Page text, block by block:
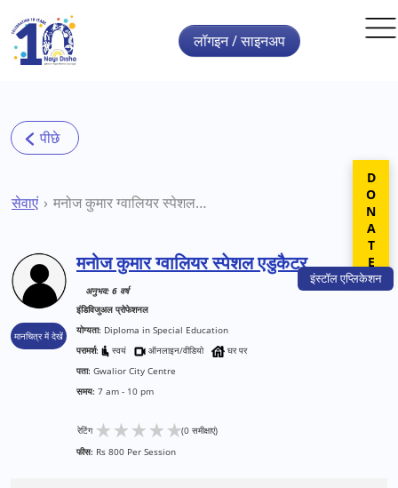
Skip to main content
इंस्टॉलएप्लिकेशन
लॉगइन / साइनअप
सेवाएं मनोज कुमार ग्वालियर स्पेशल एडुकैटर
मानचित्र में देखें
मनोज कुमार ग्वालियर स्पेशल एडुकैटर
अनुभव: 6 वर्ष
इंडिविजुअल प्रोफेशनल
योग्यता: Diploma in Special Education
परामर्श:
स्वयं ऑनलाइन/वीडियो
घर पर
पता: Gwalior City Centre
समय: 7 am - 10 pm
रेटिंग ★★★★★(0 समीक्षाएं)
फीस: Rs 800 Per Session
DONATE